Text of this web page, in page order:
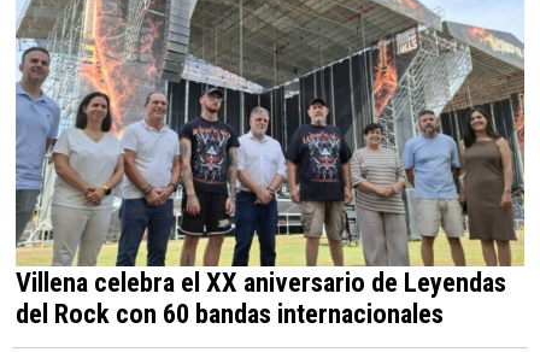
Villena celebra el XX aniversario de Leyendas
del Rock con 60 bandas internacionales